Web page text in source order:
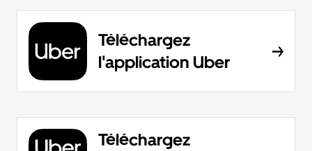
Téléchargez
l'application Uber
Téléchargez